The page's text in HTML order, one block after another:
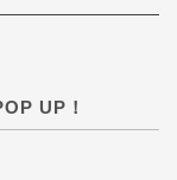
UP！